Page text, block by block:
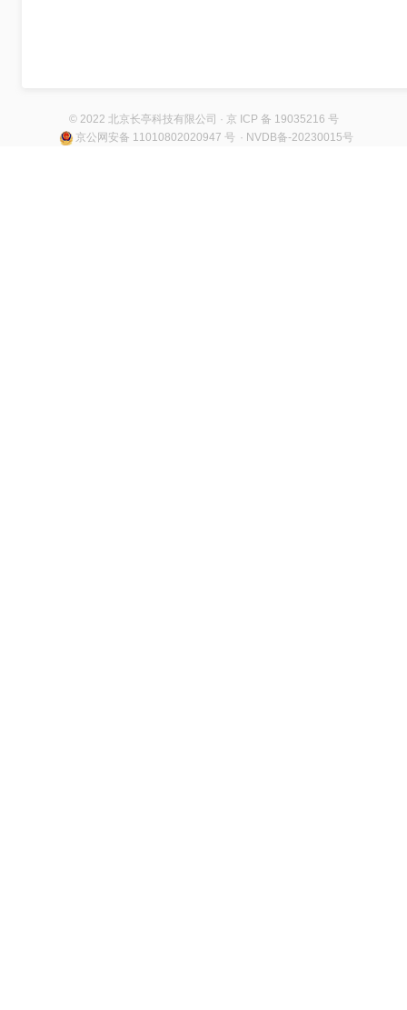
© 2022 北京长亭科技有限公司 · 京 ICP 备 19035216 号
京公网安备 11010802020947 号 · NVDB备-20230015号